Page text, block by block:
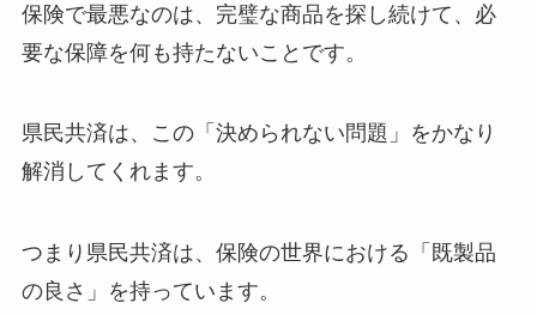
保険で最悪なのは、完璧な商品を探し続けて、必
要な保障を何も持たないことです。
県民共済は、この「決められない問題」をかなり
解消してくれます。
つまり県民共済は、保険の世界における「既製品
の良さ」を持っています。